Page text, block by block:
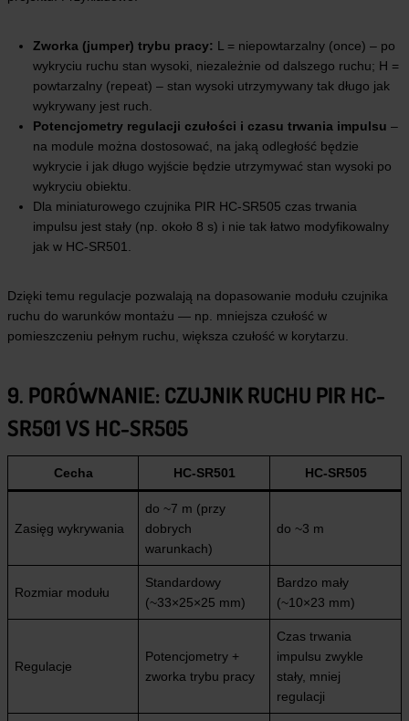
Zworka (jumper) trybu pracy: L = niepowtarzalny (once) – po
wykryciu ruchu stan wysoki, niezależnie od dalszego ruchu; H =
powtarzalny (repeat) – stan wysoki utrzymywany tak długo jak
wykrywany jest ruch.
Potencjometry regulacji czułości i czasu trwania impulsu –
na module można dostosować, na jaką odległość będzie
wykrycie i jak długo wyjście będzie utrzymywać stan wysoki po
wykryciu obiektu.
Dla miniaturowego czujnika PIR HC-SR505 czas trwania
impulsu jest stały (np. około 8 s) i nie tak łatwo modyfikowalny
jak w HC-SR501.
Dzięki temu regulacje pozwalają na dopasowanie modułu czujnika
ruchu do warunków montażu — np. mniejsza czułość w
pomieszczeniu pełnym ruchu, większa czułość w korytarzu.
9. PORÓWNANIE: CZUJNIK RUCHU PIR HC-
SR501 VS HC-SR505
Cecha HC-SR501 HC-SR505
Zasięg wykrywania
do ~7 m (przy
dobrych
warunkach)
do ~3 m
Rozmiar modułu
Standardowy
(~33×25×25 mm)
Bardzo mały
(~10×23 mm)
Regulacje
Potencjometry +
zworka trybu pracy
Czas trwania
impulsu zwykle
stały, mniej
regulacji